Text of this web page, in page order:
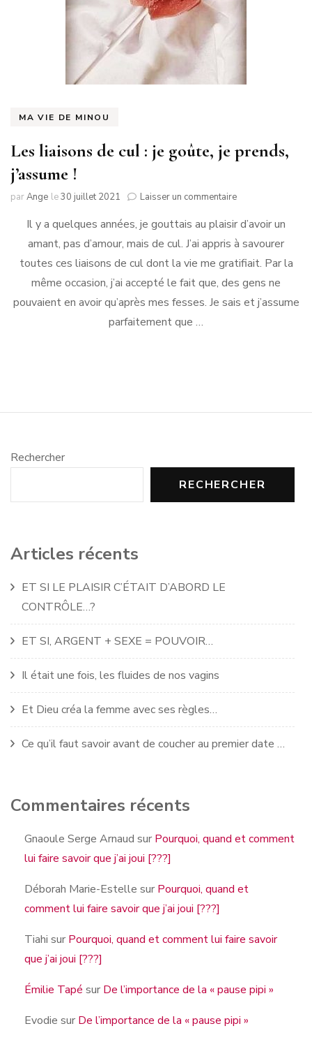
MA VIE DE MINOU
Les liaisons de cul : je goûte, je prends,
j’assume !
parAnge le30 juillet 2021 Laisser un commentairesur
liaisons
de
:
je
je
Il y a quelques années, je gouttais au plaisir d’avoir un
amant, pas d’amour, mais de cul. J’ai appris à savourer
toutes ces liaisons de cul dont la vie me gratifiait. Par la
même occasion, j’ai accepté le fait que, des gens ne
pouvaient en avoir qu’après mes fesses. Je sais et j’assume
parfaitement que …
Rechercher
RECHERCHER
Articles récents
ET SI LE PLAISIR C’ÉTAIT D’ABORD LE
CONTRÔLE…?
ET SI, ARGENT + SEXE = POUVOIR…
Il était une fois, les fluides de nos vagins
Et Dieu créa la femme avec ses règles…
Ce qu’il faut savoir avant de coucher au premier date …
Commentaires récents
Gnaoule Serge Arnaud sur Pourquoi, quand et comment
lui faire savoir que j’ai joui [???]
Déborah Marie-Estelle sur Pourquoi, quand et
comment lui faire savoir que j’ai joui [???]
Tiahi sur Pourquoi, quand et comment lui faire savoir
que j’ai joui [???]
Émilie Tapé sur De l’importance de la « pause pipi »
Evodie sur De l’importance de la « pause pipi »